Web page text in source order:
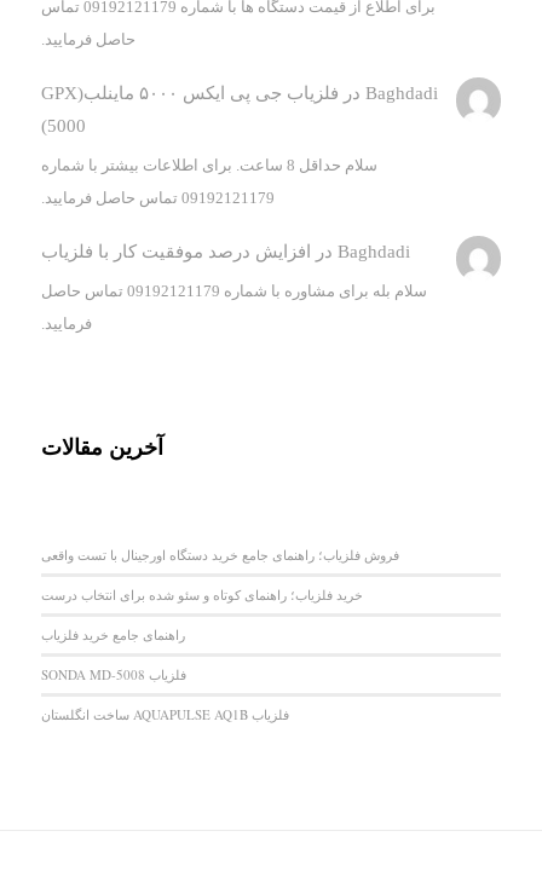
برای اطلاع از قیمت دستگاه ها با شماره 09192121179 تماس
حاصل فرمایید.
Baghdadi در
فلزیاب جی پی ایکس ۵۰۰۰ ماینلب(GPX
5000)
سلام حداقل 8 ساعت. برای اطلاعات بیشتر با شماره
09192121179 تماس حاصل فرمایید.
Baghdadi در افزایش درصد موفقیت کار با فلزیاب
سلام بله برای مشاوره با شماره 09192121179 تماس حاصل
فرمایید.
آخرین مقالات
فروش فلزیاب؛ راهنمای جامع خرید دستگاه اورجینال با تست واقعی
خرید فلزیاب؛ راهنمای کوتاه و سئو شده برای انتخاب درست
راهنمای جامع خرید فلزیاب
فلزیاب SONDA MD-5008
فلزیاب AQUAPULSE AQ1B ساخت انگلستان